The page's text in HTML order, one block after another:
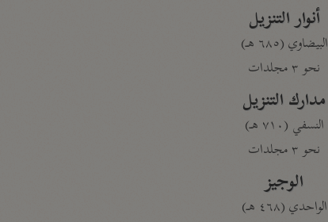
أنوار التنزيل
البيضاوي (٦٨٥ هـ)
نحو ٣ مجلدات
مدارك التنزيل
النسفي (٧١٠ هـ)
نحو ٣ مجلدات
الوجيز
الواحدي (٤٦٨ هـ)